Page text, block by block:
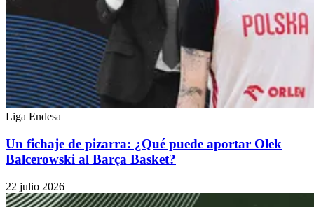
Liga Endesa
Un fichaje de pizarra: ¿Qué puede aportar Olek
Balcerowski al Barça Basket?
22 julio 2026